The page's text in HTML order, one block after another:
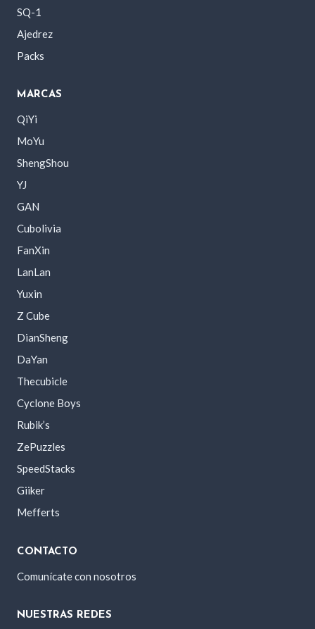
SQ-1
Ajedrez
Packs
MARCAS
QiYi
MoYu
ShengShou
YJ
GAN
Cubolivia
FanXin
LanLan
Yuxin
Z Cube
DianSheng
DaYan
Thecubicle
Cyclone Boys
Rubik’s
ZePuzzles
SpeedStacks
Giiker
Mefferts
CONTACTO
Comunícate con nosotros
NUESTRAS REDES